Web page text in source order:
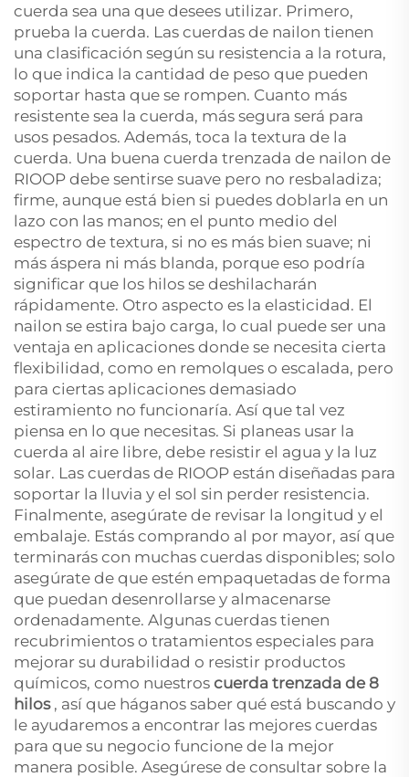
cuerda sea una que desees utilizar. Primero,
prueba la cuerda. Las cuerdas de nailon tienen
una clasificación según su resistencia a la rotura,
lo que indica la cantidad de peso que pueden
soportar hasta que se rompen. Cuanto más
resistente sea la cuerda, más segura será para
usos pesados. Además, toca la textura de la
cuerda. Una buena cuerda trenzada de nailon de
RIOOP debe sentirse suave pero no resbaladiza;
firme, aunque está bien si puedes doblarla en un
lazo con las manos; en el punto medio del
espectro de textura, si no es más bien suave; ni
más áspera ni más blanda, porque eso podría
significar que los hilos se deshilacharán
rápidamente. Otro aspecto es la elasticidad. El
nailon se estira bajo carga, lo cual puede ser una
ventaja en aplicaciones donde se necesita cierta
flexibilidad, como en remolques o escalada, pero
para ciertas aplicaciones demasiado
estiramiento no funcionaría. Así que tal vez
piensa en lo que necesitas. Si planeas usar la
cuerda al aire libre, debe resistir el agua y la luz
solar. Las cuerdas de RIOOP están diseñadas para
soportar la lluvia y el sol sin perder resistencia.
Finalmente, asegúrate de revisar la longitud y el
embalaje. Estás comprando al por mayor, así que
terminarás con muchas cuerdas disponibles; solo
asegúrate de que estén empaquetadas de forma
que puedan desenrollarse y almacenarse
ordenadamente. Algunas cuerdas tienen
recubrimientos o tratamientos especiales para
mejorar su durabilidad o resistir productos
químicos, como nuestros cuerda trenzada de 8
hilos , así que háganos saber qué está buscando y
le ayudaremos a encontrar las mejores cuerdas
para que su negocio funcione de la mejor
manera posible. Asegúrese de consultar sobre la